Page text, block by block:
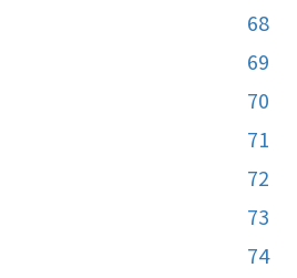
68
69
70
71
72
73
74